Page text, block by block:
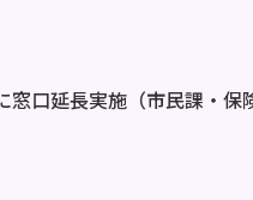
口延長実施（市民課・保